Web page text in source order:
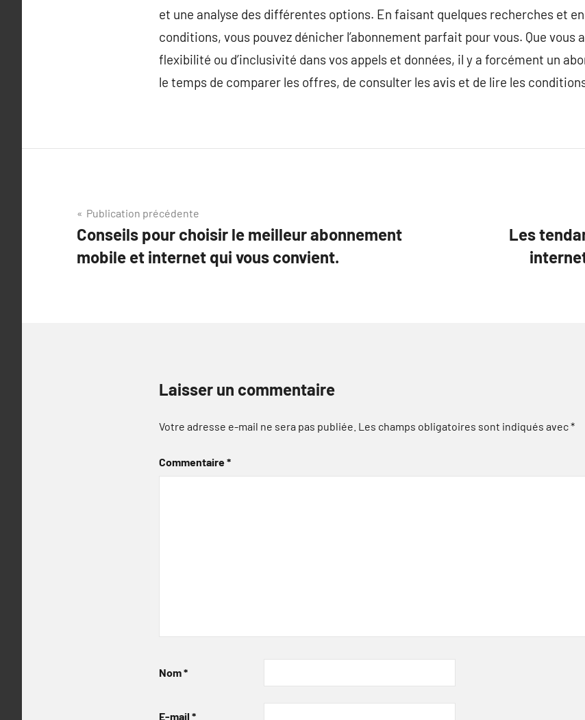
et une analyse des différentes options. En faisant quelques recherches et
conditions, vous pouvez dénicher l’abonnement parfait pour vous. Que vous
flexibilité ou d’inclusivité dans vos appels et données, il y a forcément un
le temps de comparer les offres, de consulter les avis et de lire les
Navigation
de
l’article
Publication précédente
Conseils pour choisir le meilleur abonnement
mobile et internet qui vous convient.
Les
Laisser un commentaire
Votre adresse e-mail ne sera pas publiée. Les champs obligatoires sont indiqués avec*
Commentaire*
Nom*
E-mail *